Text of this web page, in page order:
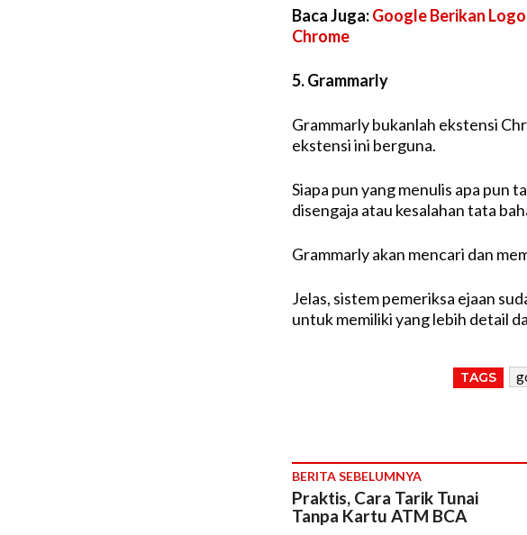
Baca Juga:Google Berikan
Chrome
5. Grammarly
Grammarly bukanlah ekstensi
ekstensi ini berguna.
Siapa pun yang menulis apa pun
disengaja atau kesalahan tata
Grammarly akan mencari dan
Jelas, sistem pemeriksa ejaan
untuk memiliki yang lebih detail
TAGS
BERITA SEBELUMNYA
Praktis, Cara Tarik Tunai
Tanpa Kartu ATM BCA